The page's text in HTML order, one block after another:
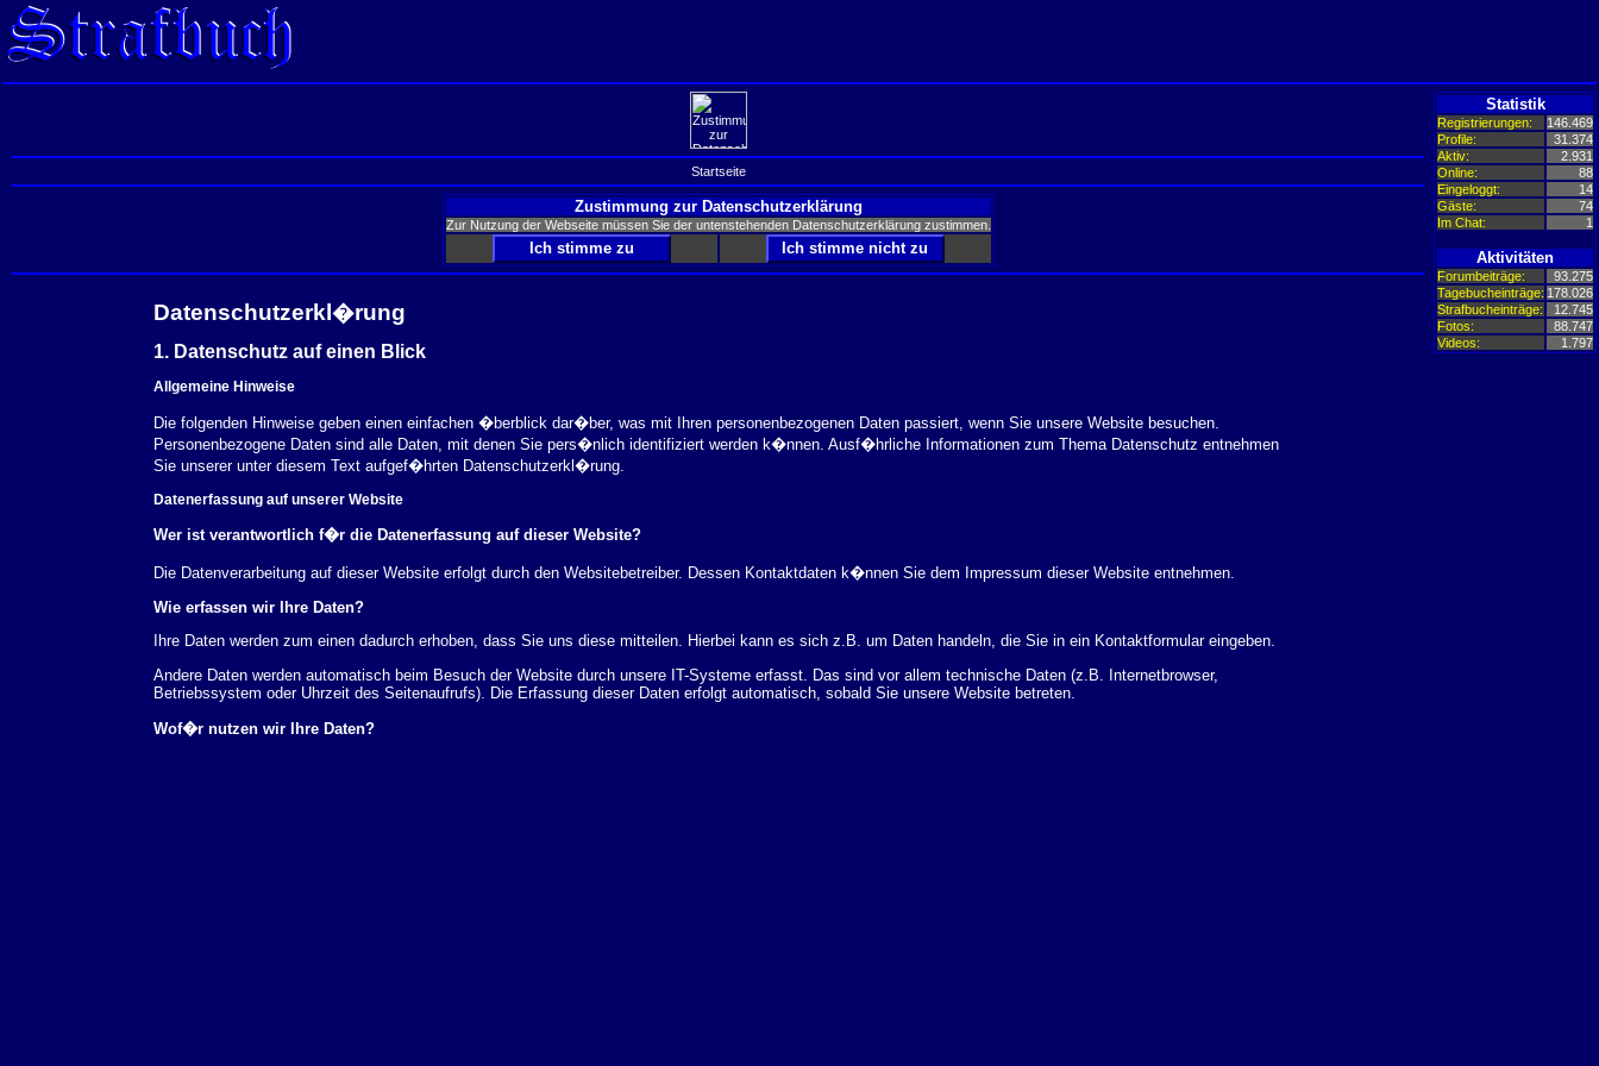
Startseite
Zustimmung zur Datenschutzerklärung
Zur Nutzung der Webseite müssen Sie der untenstehenden Datenschutzerklärung zustimmen.
Datenschutzerkl�rung
1. Datenschutz auf einen Blick
Allgemeine Hinweise
Die folgenden Hinweise geben einen einfachen �berblick dar�ber, was mit Ihren personenbezogenen Daten passiert, wenn Sie unsere Website besuchen.
Personenbezogene Daten sind alle Daten, mit denen Sie pers�nlich identifiziert werden k�nnen. Ausf�hrliche Informationen zum Thema Datenschutz entnehmen
Sie unserer unter diesem Text aufgef�hrten Datenschutzerkl�rung.
Datenerfassung auf unserer Website
Wer ist verantwortlich f�r die Datenerfassung auf dieser Website?
Die Datenverarbeitung auf dieser Website erfolgt durch den Websitebetreiber. Dessen Kontaktdaten k�nnen Sie dem Impressum dieser Website entnehmen.
Wie erfassen wir Ihre Daten?
Ihre Daten werden zum einen dadurch erhoben, dass Sie uns diese mitteilen. Hierbei kann es sich z.B. um Daten handeln, die Sie in ein Kontaktformular eingeben.
Andere Daten werden automatisch beim Besuch der Website durch unsere IT-Systeme erfasst. Das sind vor allem technische Daten (z.B. Internetbrowser,
Betriebssystem oder Uhrzeit des Seitenaufrufs). Die Erfassung dieser Daten erfolgt automatisch, sobald Sie unsere Website betreten.
Wof�r nutzen wir Ihre Daten?
Statistik
Registrierungen:
146.469
Profile:
31.374
Aktiv:
2.931
Online:
88
Eingeloggt:
14
Gäste:
74
Im Chat:
1
Aktivitäten
Forumbeiträge:
93.275
Tagebucheinträge: 178.026
Strafbucheinträge:
12.745
Fotos:
88.747
Videos:
1.797